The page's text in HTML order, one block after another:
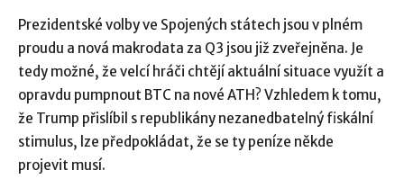
Prezidentské volby ve Spojených státech jsou v plném
proudu a nová makrodata za Q3 jsou již zveřejněna. Je
tedy možné, že velcí hráči chtějí aktuální situace využít a
opravdu pumpnout BTC na nové ATH? Vzhledem k tomu,
že Trump přislíbil s republikány nezanedbatelný fiskální
stimulus, lze předpokládat, že se ty peníze někde
projevit musí.